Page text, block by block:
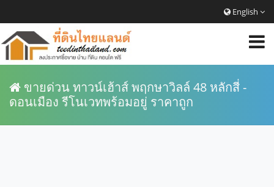
English
ขายด่วน ทาวน์เฮ้าส์ พฤกษาวิลล์ 48 หลักสี่ -
ดอนเมือง รีโนเวทพร้อมอยู่ ราคาถูก